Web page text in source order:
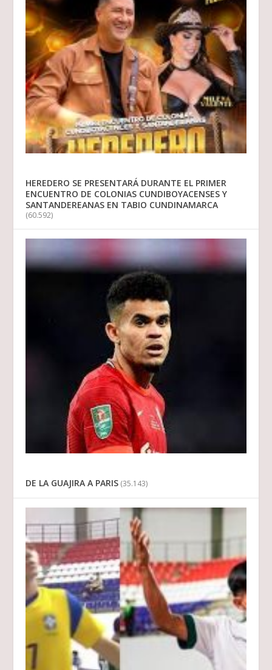
HEREDERO SE PRESENTARÁ DURANTE EL PRIMER
ENCUENTRO DE COLONIAS CUNDIBOYACENSES Y
SANTANDEREANAS EN TABIO CUNDINAMARCA
(60.592)
DE LA GUAJIRA A PARIS (35.143)